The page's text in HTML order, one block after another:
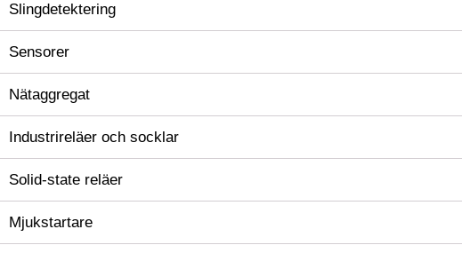
Slingdetektering
Sensorer
Nätaggregat
Industrireläer och socklar
Solid-state reläer
Mjukstartare